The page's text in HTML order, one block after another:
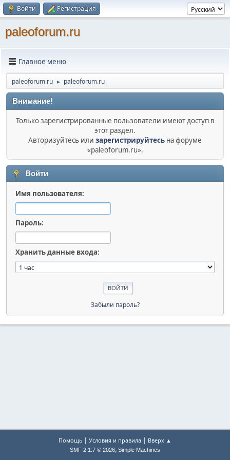
Войти Регистрация
paleoforum.ru
Главное меню
paleoforum.ru ► paleoforum.ru
Внимание!
Только зарегистрированные пользователи имеют доступ в
этот раздел.
Авторизуйтесь или зарегистрируйтесь на форуме
«paleoforum.ru».
Войти
Имя пользователя:
Пароль:
Хранить данные входа:
Забыли пароль?
Помощь | Условия и правила | Вверх ▲
SMF 2.1.7 © 2026, Simple Machines